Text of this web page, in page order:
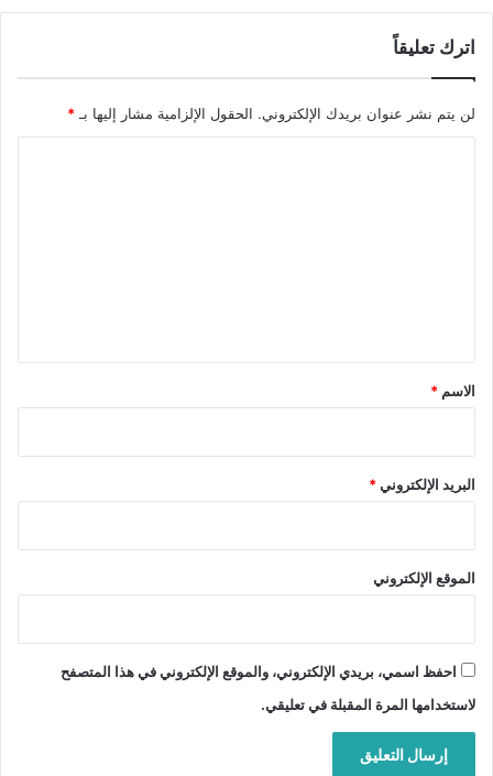
اترك تعليقاً
لن يتم نشر عنوان بريدك الإلكتروني. الحقول الإلزامية مشار إليها بـ*
*
الاسم *
البريد الإلكتروني*
الموقع الإلكتروني
احفظ اسمي، بريدي الإلكتروني، والموقع الإلكتروني في هذا المتصفح
لاستخدامها المرة المقبلة في تعليقي.